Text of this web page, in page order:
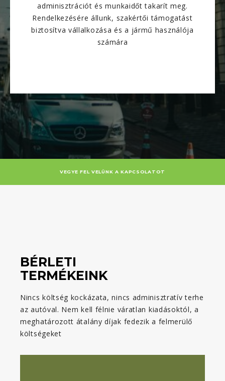
adminisztrációt és munkaidőt takarít meg.
Rendelkezésére állunk, szakértői támogatást
biztosítva vállalkozása és a jármű használója
számára
VEGYE FEL VELÜNK A KAPCSOLATOT
BÉRLETI
TERMÉKEINK
Nincs költség kockázata, nincs adminisztratív terhe
az autóval. Nem kell félnie váratlan kiadásoktól, a
meghatározott átalány díjak fedezik a felmerülő
költségeket